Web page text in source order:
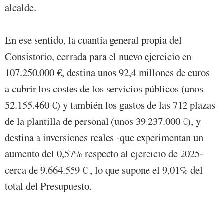
alcalde.
En ese sentido, la cuantía general propia del
Consistorio, cerrada para el nuevo ejercicio en
107.250.000 €, destina unos 92,4 millones de euros
a cubrir los costes de los servicios públicos (unos
52.155.460 €) y también los gastos de las 712 plazas
de la plantilla de personal (unos 39.237.000 €), y
destina a inversiones reales -que experimentan un
aumento del 0,57% respecto al ejercicio de 2025-
cerca de 9.664.559 € , lo que supone el 9,01% del
total del Presupuesto.